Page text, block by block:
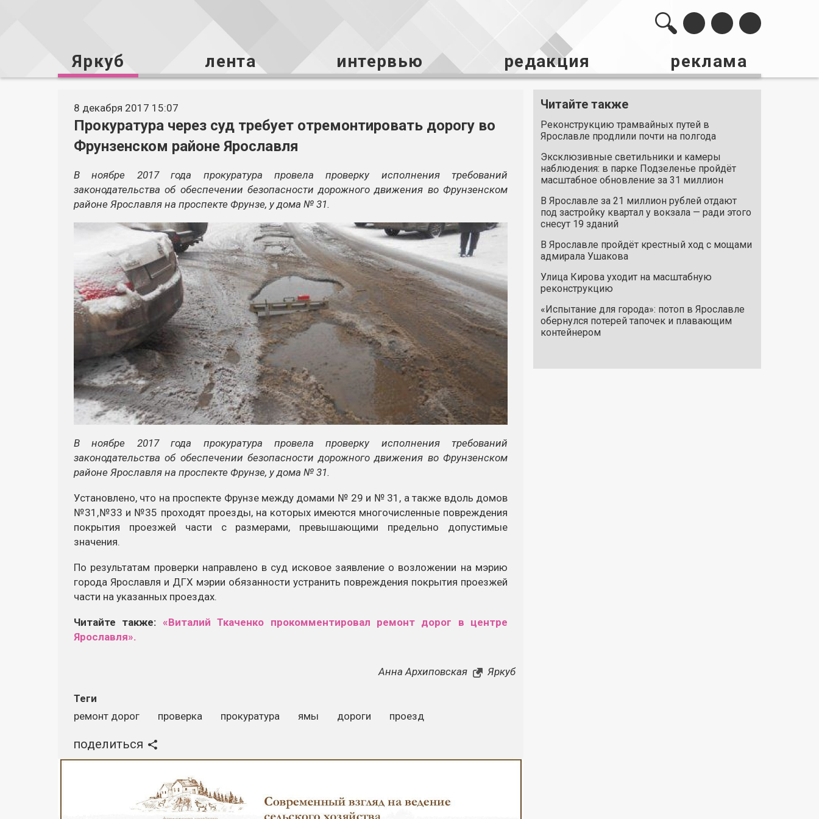
Яркуб лента интервью редакция реклама
8 декабря 2017 15:07
Прокуратура через суд требует отремонтировать дорогу во
Фрунзенском районе Ярославля
В ноябре 2017 года прокуратура провела проверку исполнения требований
законодательства об обеспечении безопасности дорожного движения во Фрунзенском
районе Ярославля на проспекте Фрунзе, у дома № 31.
В ноябре 2017 года прокуратура провела проверку исполнения требований
законодательства об обеспечении безопасности дорожного движения во Фрунзенском
районе Ярославля на проспекте Фрунзе, у дома № 31.
Установлено, что на проспекте Фрунзе между домами № 29 и № 31, а также вдоль домов
№31,№33 и №35 проходят проезды, на которых имеются многочисленные повреждения
покрытия проезжей части с размерами, превышающими предельно допустимые
значения.
По результатам проверки направлено в суд исковое заявление о возложении на мэрию
города Ярославля и ДГХ мэрии обязанности устранить повреждения покрытия проезжей
части на указанных проездах.
Читайте также: «Виталий Ткаченко прокомментировал ремонт дорог в центре
Ярославля».
Анна Архиповская Яркуб
Теги
ремонт дорог
проверка прокуратура ямы дороги проезд
поделиться
Читайте также
Реконструкцию трамвайных путей в
Ярославле продлили почти на полгода
Эксклюзивные светильники и камеры
наблюдения: в парке Подзеленье пройдёт
масштабное обновление за 31 миллион
В Ярославле за 21 миллион рублей отдают
под застройку квартал у вокзала — ради этого
снесут 19 зданий
В Ярославле пройдёт крестный ход с мощами
адмирала Ушакова
Улица Кирова уходит на масштабную
реконструкцию
«Испытание для города»: потоп в Ярославле
обернулся потерей тапочек и плавающим
контейнером